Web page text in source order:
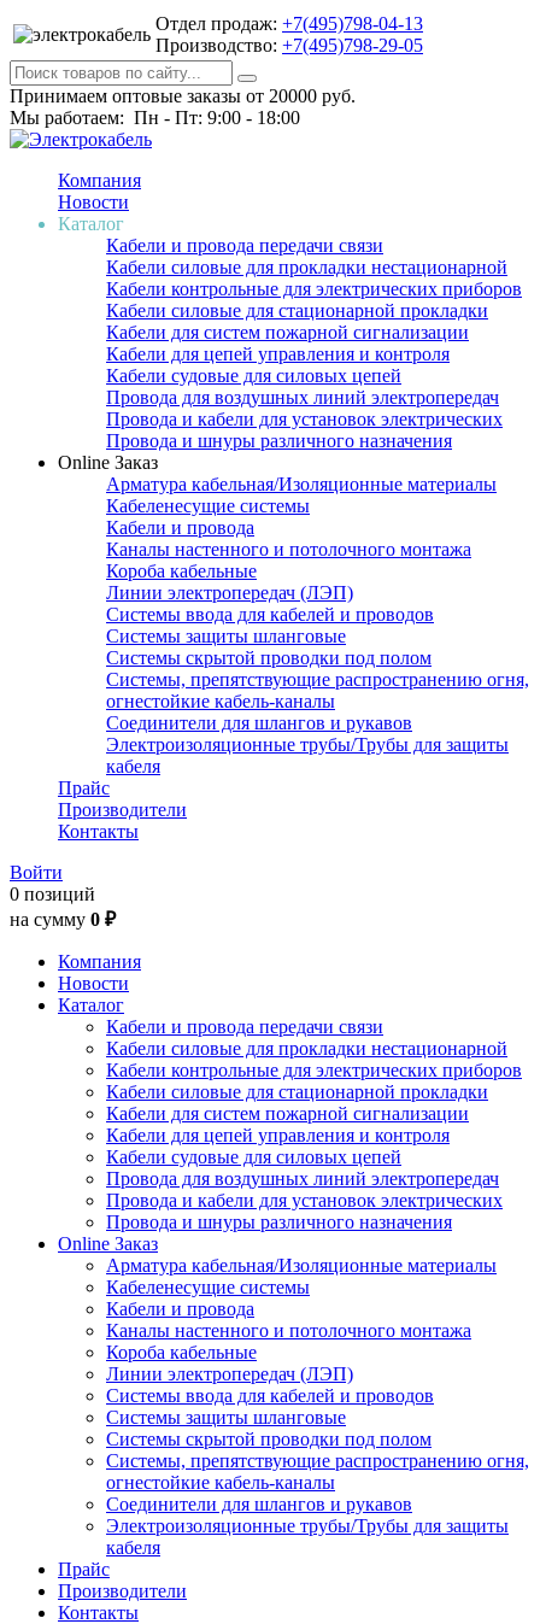
Отдел продаж: +7(495)798-04-13
Производство: +7(495)798-29-05
Принимаем оптовые заказы от 20000 руб.
Мы работаем: Пн - Пт: 9:00 - 18:00
Компания
Новости
Каталог
Кабели и провода передачи связи
Кабели силовые для прокладки нестационарной
Кабели контрольные для электрических приборов
Кабели силовые для стационарной прокладки
Кабели для систем пожарной сигнализации
Кабели для цепей управления и контроля
Кабели судовые для силовых цепей
Провода для воздушных линий электропередач
Провода и кабели для установок электрических
Провода и шнуры различного назначения
Online Заказ
Арматура кабельная/Изоляционные материалы
Кабеленесущие системы
Кабели и провода
Каналы настенного и потолочного монтажа
Короба кабельные
Линии электропередач (ЛЭП)
Системы ввода для кабелей и проводов
Системы защиты шланговые
Системы скрытой проводки под полом
Системы, препятствующие распространению огня,
огнестойкие кабель-каналы
Соединители для шлангов и рукавов
Электроизоляционные трубы/Трубы для защиты
кабеля
Прайс
Производители
Контакты
Войти
0 позиций
на сумму 0 ₽
Компания
Новости
Каталог
Кабели и провода передачи связи
Кабели силовые для прокладки нестационарной
Кабели контрольные для электрических приборов
Кабели силовые для стационарной прокладки
Кабели для систем пожарной сигнализации
Кабели для цепей управления и контроля
Кабели судовые для силовых цепей
Провода для воздушных линий электропередач
Провода и кабели для установок электрических
Провода и шнуры различного назначения
Online Заказ
Арматура кабельная/Изоляционные материалы
Кабеленесущие системы
Кабели и провода
Каналы настенного и потолочного монтажа
Короба кабельные
Линии электропередач (ЛЭП)
Системы ввода для кабелей и проводов
Системы защиты шланговые
Системы скрытой проводки под полом
Системы, препятствующие распространению огня,
огнестойкие кабель-каналы
Соединители для шлангов и рукавов
Электроизоляционные трубы/Трубы для защиты
кабеля
Прайс
Производители
Контакты